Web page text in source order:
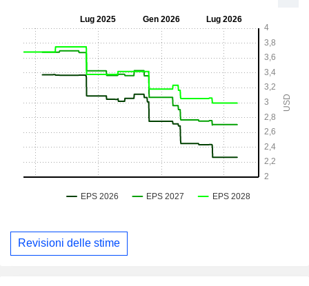
Revisioni delle stime